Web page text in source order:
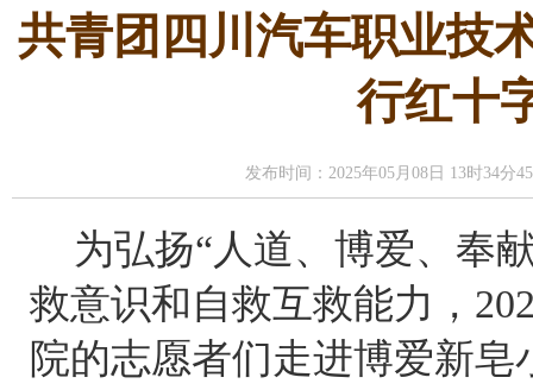
共青团四川汽车职业技
行红十
发布时间：2025年05月08日 13时34分
为弘扬“人道、博爱、奉
救意识和自救互救能力，
院的志愿者们走进博爱新